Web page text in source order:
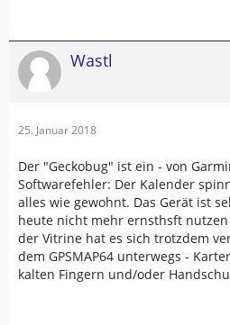
Wastl
25. Januar 2018
Der "Geckobug" ist ein - von
Softwarefehler: Der Kalender
alles wie gewohnt. Das Gerät ist
heute nicht mehr ernsthsft
der Vitrine hat es sich trotzdem
dem GPSMAP64 unterwegs -
kalten Fingern und/oder